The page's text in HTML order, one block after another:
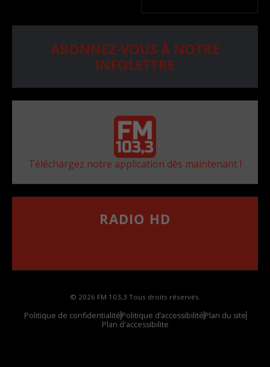
ABONNEZ-VOUS À NOTRE
INFOLETTRE
Téléchargez notre application dès maintenant !
RADIO HD
© 2026 FM 103,3 Tous droits réservés.
Politique de confidentialitéPolitique d’accessibilitéPlan du site
Plan d'accessibilite